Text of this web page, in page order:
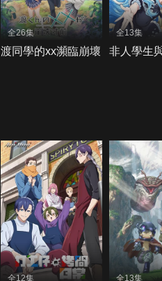
全26集
渡同學的xx瀕臨崩壞
全13集
非人學生
全12集 全13集